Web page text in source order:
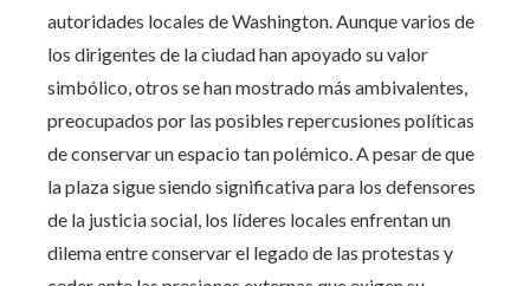
autoridades locales de Washington. Aunque varios de
los dirigentes de la ciudad han apoyado su valor
simbólico, otros se han mostrado más ambivalentes,
preocupados por las posibles repercusiones políticas
de conservar un espacio tan polémico. A pesar de que
la plaza sigue siendo significativa para los defensores
de la justicia social, los líderes locales enfrentan un
dilema entre conservar el legado de las protestas y